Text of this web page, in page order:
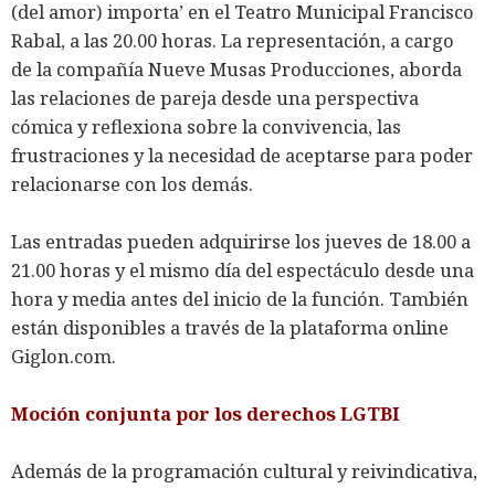
(del amor) importa’ en el Teatro Municipal Francisco
Rabal, a las 20.00 horas. La representación, a cargo
de la compañía Nueve Musas Producciones, aborda
las relaciones de pareja desde una perspectiva
cómica y reflexiona sobre la convivencia, las
frustraciones y la necesidad de aceptarse para poder
relacionarse con los demás.
Las entradas pueden adquirirse los jueves de 18.00 a
21.00 horas y el mismo día del espectáculo desde una
hora y media antes del inicio de la función. También
están disponibles a través de la plataforma online
Giglon.com.
Moción conjunta por los derechos LGTBI
Además de la programación cultural y reivindicativa,